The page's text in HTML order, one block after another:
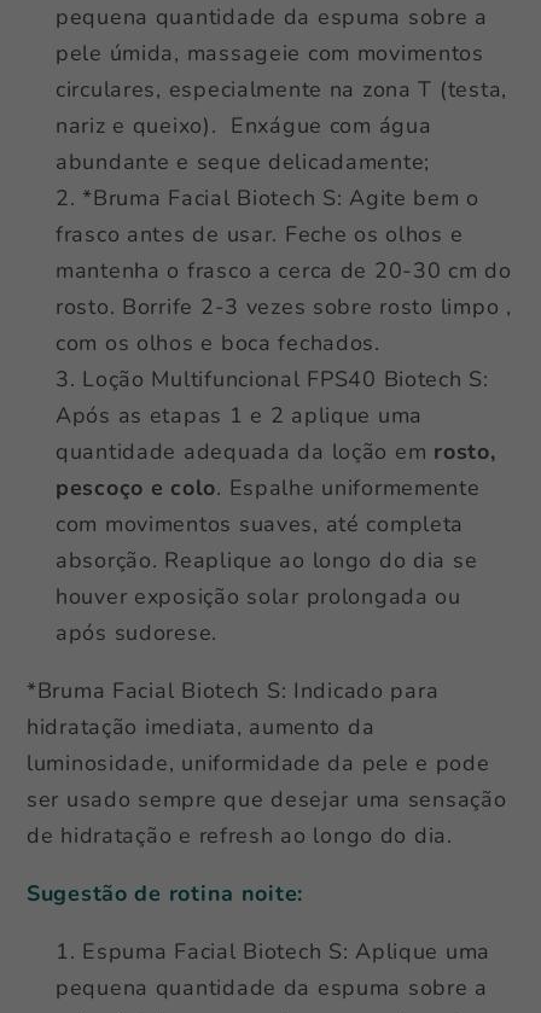
pequena quantidade da espuma sobre a
pele úmida, massageie com movimentos
circulares, especialmente na zona T (testa,
nariz e queixo). Enxágue com água
abundante e seque delicadamente;
*Bruma Facial Biotech S: Agite bem o
frasco antes de usar. Feche os olhos e
mantenha o frasco a cerca de 20-30 cm do
rosto. Borrife 2-3 vezes sobre rosto limpo ,
com os olhos e boca fechados.
Loção Multifuncional FPS40 Biotech S:
Após as etapas 1 e 2 aplique uma
quantidade adequada da loção em rosto,
pescoço e colo. Espalhe uniformemente
com movimentos suaves, até completa
absorção. Reaplique ao longo do dia se
houver exposição solar prolongada ou
após sudorese.
*Bruma Facial Biotech S: Indicado para
hidratação imediata, aumento da
luminosidade, uniformidade da pele e pode
ser usado sempre que desejar uma sensação
de hidratação e refresh ao longo do dia.
Sugestão de rotina noite:
Espuma Facial Biotech S: Aplique uma
pequena quantidade da espuma sobre a